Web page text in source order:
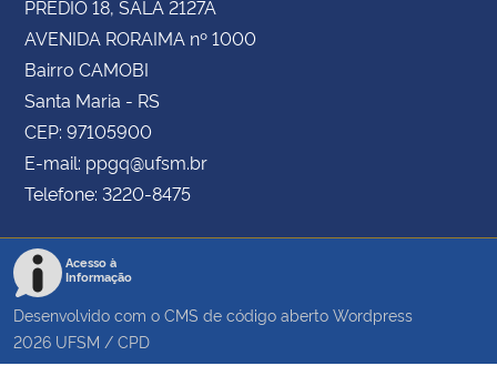
PRÉDIO 18, SALA 2127A
AVENIDA RORAIMA nº 1000
Bairro CAMOBI
Santa Maria - RS
CEP: 97105900
E-mail: ppgq@ufsm.br
Telefone: 3220-8475
Acesso à
Informação
Desenvolvido com o CMS de código aberto Wordpress
2026 UFSM / CPD